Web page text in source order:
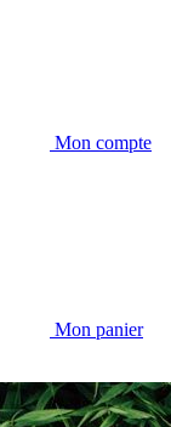
Mon compte
Mon panier